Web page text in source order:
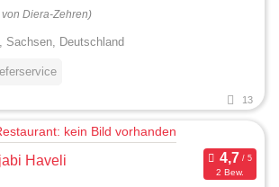
Diera-Zehren)
Sachsen, Deutschland
13
Haveli
2 Bew.